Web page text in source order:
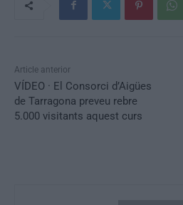
Article anterior
VÍDEO · El Consorci d’Aigües
de Tarragona preveu rebre
5.000 visitants aquest curs